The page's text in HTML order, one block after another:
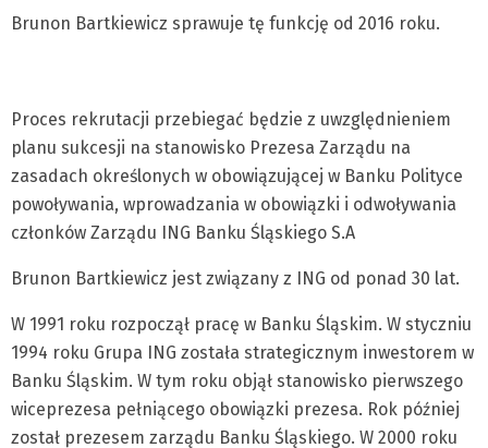
Brunon Bartkiewicz sprawuje tę funkcję od 2016 roku.
Proces rekrutacji przebiegać będzie z uwzględnieniem
planu sukcesji na stanowisko Prezesa Zarządu na
zasadach określonych w obowiązującej w Banku Polityce
powoływania, wprowadzania w obowiązki i odwoływania
członków Zarządu ING Banku Śląskiego S.A
Brunon Bartkiewicz jest związany z ING od ponad 30 lat.
W 1991 roku rozpoczął pracę w Banku Śląskim. W styczniu
1994 roku Grupa ING została strategicznym inwestorem w
Banku Śląskim. W tym roku objął stanowisko pierwszego
wiceprezesa pełniącego obowiązki prezesa. Rok później
został prezesem zarządu Banku Śląskiego. W 2000 roku